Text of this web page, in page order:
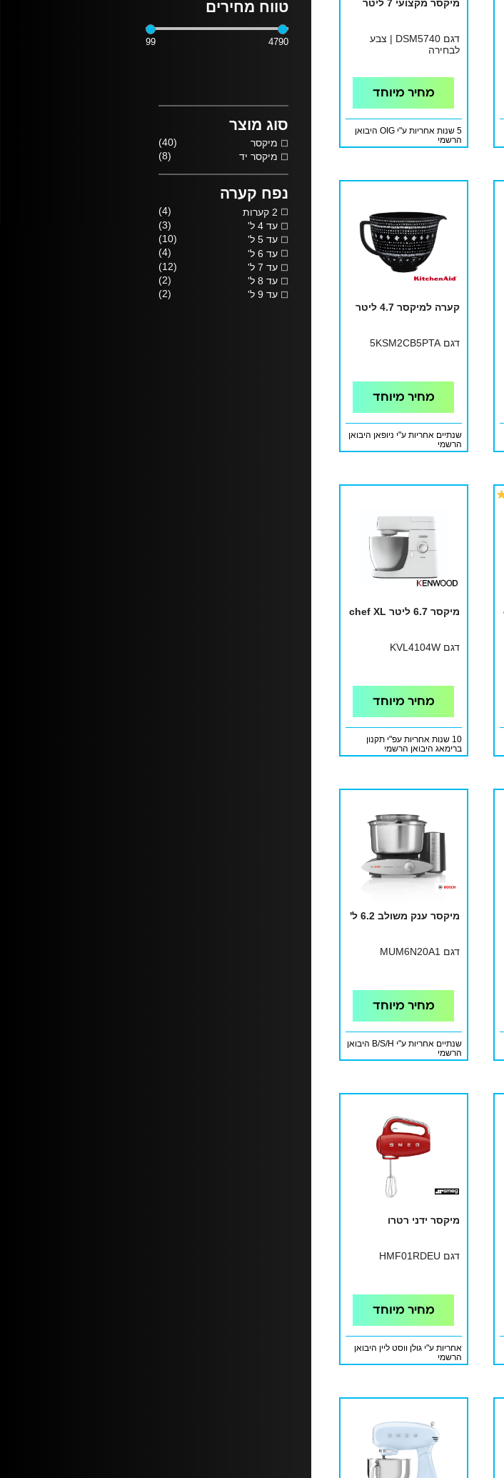
טווח מחירים
99 4790
סוג מוצר
(40)
מיקסר
(8)
מיקסר יד
נפח קערה
(4)
2 קערות
(3)
עד 4 ל'
(10)
עד 5 ל'
(4)
עד 6 ל'
(12)
עד 7 ל'
(2)
עד 8 ל'
(2)
עד 9 ל'
מיקסר מקצועי 7 ליטר
דגם DSM5740 | צבע
לבחירה
מחיר מיוחד
5 שנות אחריות ע"י OIG היבואן
הרשמי
קערה למיקסר 4.7 ליטר
דגם 5KSM2CB5PTA
מחיר מיוחד
שנתיים אחריות ע"י ניופאן היבואן
הרשמי
מיקסר 6.7 ליטר chef XL
דגם KVL4104W
מחיר מיוחד
10 שנות אחריות עפ"י תקנון
ברימאג היבואן הרשמי
מיקסר ענק משולב 6.2 ל'
דגם MUM6N20A1
מחיר מיוחד
שנתיים אחריות ע"י B/S/H היבואן
הרשמי
מיקסר ידני רטרו
דגם HMF01RDEU
מחיר מיוחד
אחריות ע"י גולן ווסט ליין היבואן
הרשמי